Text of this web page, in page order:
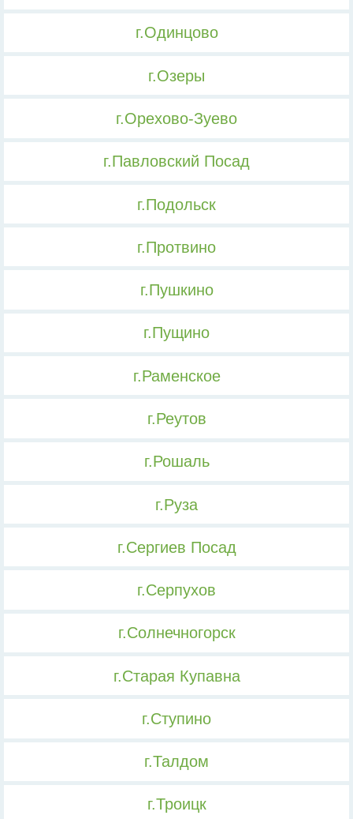
г.Одинцово
г.Озеры
г.Орехово-Зуево
г.Павловский Посад
г.Подольск
г.Протвино
г.Пушкино
г.Пущино
г.Раменское
г.Реутов
г.Рошаль
г.Руза
г.Сергиев Посад
г.Серпухов
г.Солнечногорск
г.Старая Купавна
г.Ступино
г.Талдом
г.Троицк